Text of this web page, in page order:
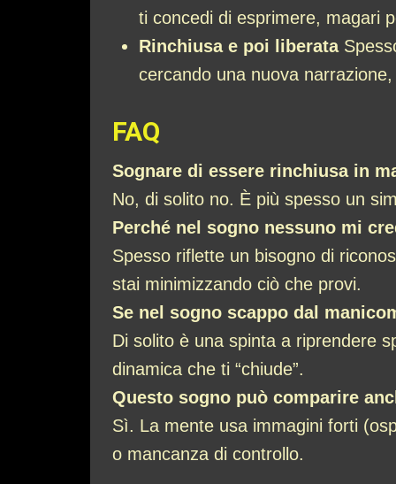
ti concedi di esprimere, magari
Rinchiusa e poi liberata
cercando una nuova
FAQ
Sognare di essere rinchiusa in
No, di solito no. È più spesso un
Perché nel sogno nessuno mi
Spesso riflette un bisogno di
stai minimizzando ciò che provi.
Se nel sogno scappo dal
Di solito è una spinta a riprendere
dinamica che ti “chiude”.
Questo sogno può comparire
Sì. La mente usa immagini forti
o mancanza di controllo.